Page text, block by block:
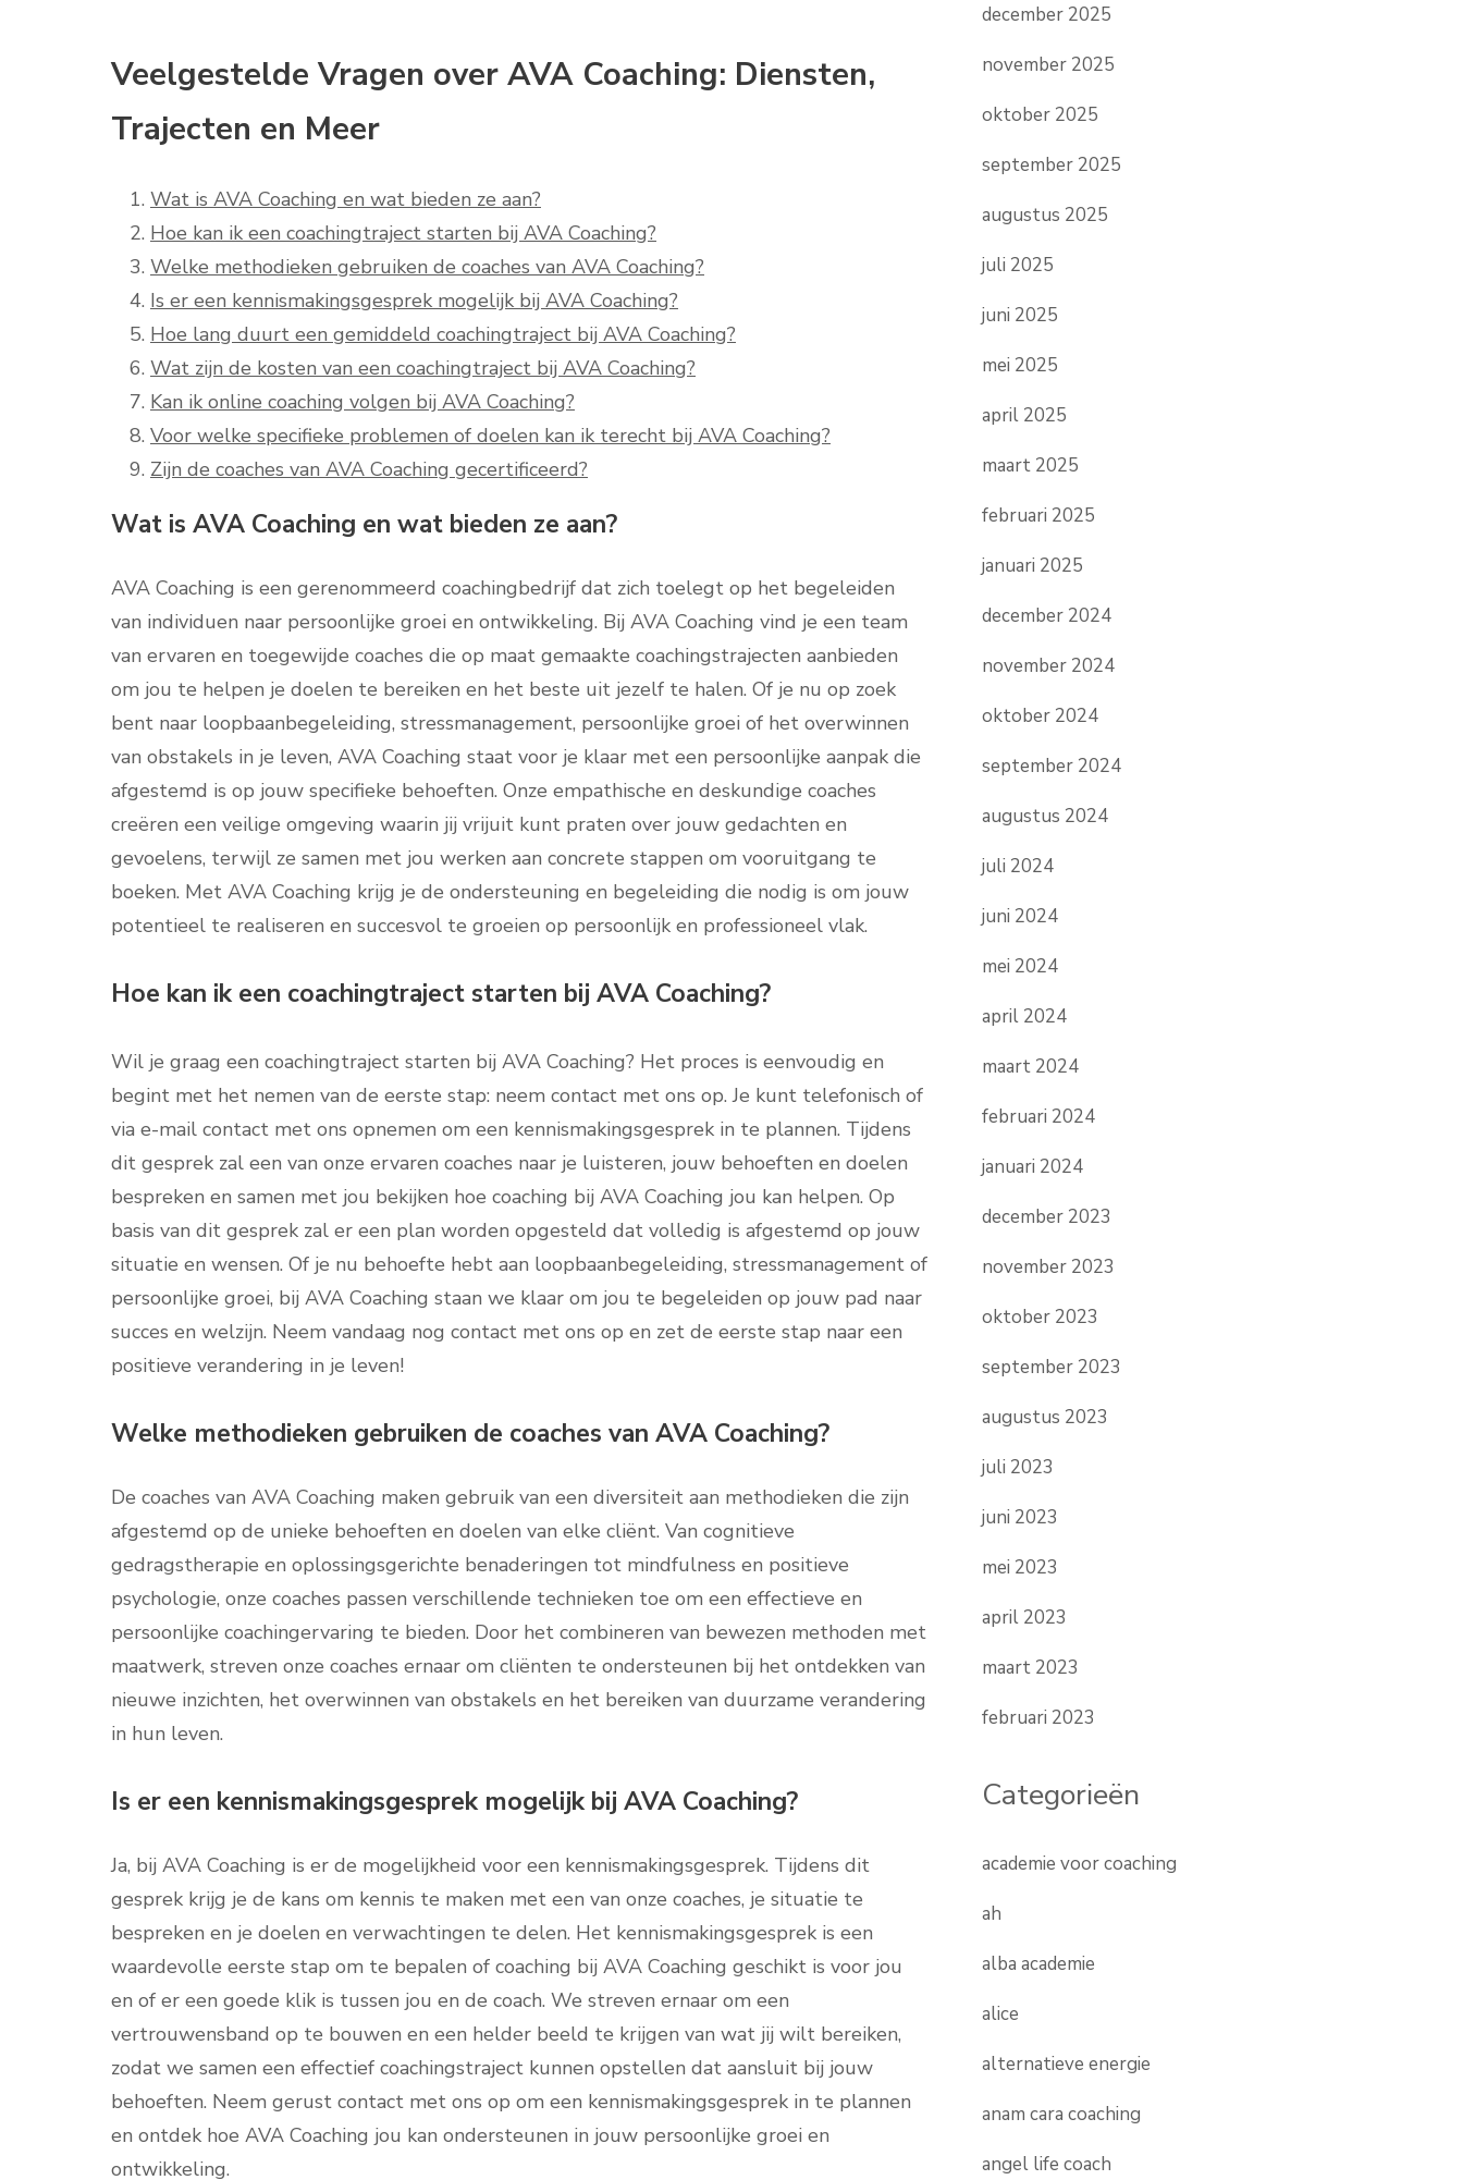
Veelgestelde Vragen over AVA Coaching: Diensten,
Trajecten en Meer
Wat is AVA Coaching en wat bieden ze aan?
Hoe kan ik een coachingtraject starten bij AVA Coaching?
Welke methodieken gebruiken de coaches van AVA Coaching?
Is er een kennismakingsgesprek mogelijk bij AVA Coaching?
Hoe lang duurt een gemiddeld coachingtraject bij AVA Coaching?
Wat zijn de kosten van een coachingtraject bij AVA Coaching?
Kan ik online coaching volgen bij AVA Coaching?
Voor welke specifieke problemen of doelen kan ik terecht bij AVA Coaching?
Zijn de coaches van AVA Coaching gecertificeerd?
Wat is AVA Coaching en wat bieden ze aan?
AVA Coaching is een gerenommeerd coachingbedrijf dat zich toelegt op het begeleiden
van individuen naar persoonlijke groei en ontwikkeling. Bij AVA Coaching vind je een team
van ervaren en toegewijde coaches die op maat gemaakte coachingstrajecten aanbieden
om jou te helpen je doelen te bereiken en het beste uit jezelf te halen. Of je nu op zoek
bent naar loopbaanbegeleiding, stressmanagement, persoonlijke groei of het overwinnen
van obstakels in je leven, AVA Coaching staat voor je klaar met een persoonlijke aanpak die
afgestemd is op jouw specifieke behoeften. Onze empathische en deskundige coaches
creëren een veilige omgeving waarin jij vrijuit kunt praten over jouw gedachten en
gevoelens, terwijl ze samen met jou werken aan concrete stappen om vooruitgang te
boeken. Met AVA Coaching krijg je de ondersteuning en begeleiding die nodig is om jouw
potentieel te realiseren en succesvol te groeien op persoonlijk en professioneel vlak.
Hoe kan ik een coachingtraject starten bij AVA Coaching?
Wil je graag een coachingtraject starten bij AVA Coaching? Het proces is eenvoudig en
begint met het nemen van de eerste stap: neem contact met ons op. Je kunt telefonisch of
via e-mail contact met ons opnemen om een kennismakingsgesprek in te plannen. Tijdens
dit gesprek zal een van onze ervaren coaches naar je luisteren, jouw behoeften en doelen
bespreken en samen met jou bekijken hoe coaching bij AVA Coaching jou kan helpen. Op
basis van dit gesprek zal er een plan worden opgesteld dat volledig is afgestemd op jouw
situatie en wensen. Of je nu behoefte hebt aan loopbaanbegeleiding, stressmanagement of
persoonlijke groei, bij AVA Coaching staan we klaar om jou te begeleiden op jouw pad naar
succes en welzijn. Neem vandaag nog contact met ons op en zet de eerste stap naar een
positieve verandering in je leven!
Welke methodieken gebruiken de coaches van AVA Coaching?
De coaches van AVA Coaching maken gebruik van een diversiteit aan methodieken die zijn
afgestemd op de unieke behoeften en doelen van elke cliënt. Van cognitieve
gedragstherapie en oplossingsgerichte benaderingen tot mindfulness en positieve
psychologie, onze coaches passen verschillende technieken toe om een effectieve en
persoonlijke coachingervaring te bieden. Door het combineren van bewezen methoden met
maatwerk, streven onze coaches ernaar om cliënten te ondersteunen bij het ontdekken van
nieuwe inzichten, het overwinnen van obstakels en het bereiken van duurzame verandering
in hun leven.
Is er een kennismakingsgesprek mogelijk bij AVA Coaching?
Ja, bij AVA Coaching is er de mogelijkheid voor een kennismakingsgesprek. Tijdens dit
gesprek krijg je de kans om kennis te maken met een van onze coaches, je situatie te
bespreken en je doelen en verwachtingen te delen. Het kennismakingsgesprek is een
waardevolle eerste stap om te bepalen of coaching bij AVA Coaching geschikt is voor jou
en of er een goede klik is tussen jou en de coach. We streven ernaar om een
vertrouwensband op te bouwen en een helder beeld te krijgen van wat jij wilt bereiken,
zodat we samen een effectief coachingstraject kunnen opstellen dat aansluit bij jouw
behoeften. Neem gerust contact met ons op om een kennismakingsgesprek in te plannen
en ontdek hoe AVA Coaching jou kan ondersteunen in jouw persoonlijke groei en
ontwikkeling.
december 2025
november 2025
oktober 2025
september 2025
augustus 2025
juli 2025
juni 2025
mei 2025
april 2025
maart 2025
februari 2025
januari 2025
december 2024
november 2024
oktober 2024
september 2024
augustus 2024
juli 2024
juni 2024
mei 2024
april 2024
maart 2024
februari 2024
januari 2024
december 2023
november 2023
oktober 2023
september 2023
augustus 2023
juli 2023
juni 2023
mei 2023
april 2023
maart 2023
februari 2023
Categorieën
academie voor coaching
ah
alba academie
alice
alternatieve energie
anam cara coaching
angel life coach